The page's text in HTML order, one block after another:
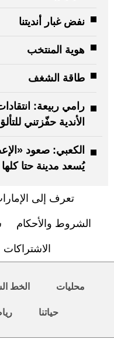
نفض غبار أنديتنا
هوية المنتخب
طاقة الشغف
رامي ربيعة:
الأندية حفّزتني
الكعبي: صعود
يُسعد مدينة حتا كلها
تعرف إلى
الشروط والأحكام
الاشتراكات
محليات الخط
حياتنا